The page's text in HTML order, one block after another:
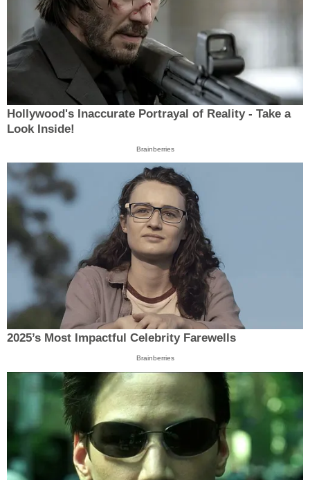
Hollywood's Inaccurate Portrayal of Reality - Take a
Look Inside!
Brainberries
2025’s Most Impactful Celebrity Farewells
Brainberries